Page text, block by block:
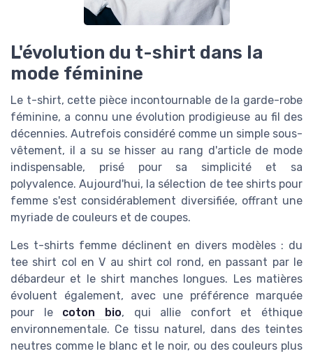
L'évolution du t-shirt dans la
mode féminine
Le t-shirt, cette pièce incontournable de la garde-robe
féminine, a connu une évolution prodigieuse au fil des
décennies. Autrefois considéré comme un simple sous-
vêtement, il a su se hisser au rang d'article de mode
indispensable, prisé pour sa simplicité et sa
polyvalence. Aujourd'hui, la sélection de tee shirts pour
femme s'est considérablement diversifiée, offrant une
myriade de couleurs et de coupes.
Les t-shirts femme déclinent en divers modèles : du
tee shirt col en V au shirt col rond, en passant par le
débardeur et le shirt manches longues. Les matières
évoluent également, avec une préférence marquée
pour le coton bio, qui allie confort et éthique
environnementale. Ce tissu naturel, dans des teintes
neutres comme le blanc et le noir, ou des couleurs plus